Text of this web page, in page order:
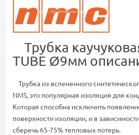
Трубка
TUBE Ø9мм
Трубка из вспененного
NMS, это популярная изоляция для
Которая способна исключить
поверхности изоляции, и в
сберечь 65-75% тепловых потерь.